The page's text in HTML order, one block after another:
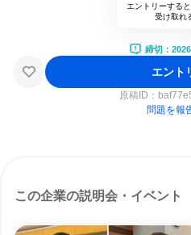
エントリーする
受け取れ
締切：
エント
原稿ID：
問題を報
この企業の説明会・イベント